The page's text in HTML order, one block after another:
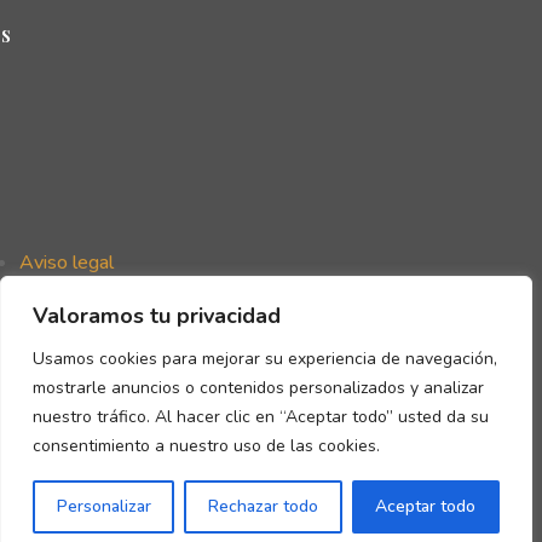
Valoramos tu privacidad
Usamos cookies para mejorar su experiencia de navegación,
mostrarle anuncios o contenidos personalizados y analizar
nuestro tráfico. Al hacer clic en “Aceptar todo” usted da su
consentimiento a nuestro uso de las cookies.
Personalizar Rechazar todo Aceptar todo
Aviso legal
Política de cookies
Declaración de accesibilidad
Copyright © Gómez de la Flor 2026